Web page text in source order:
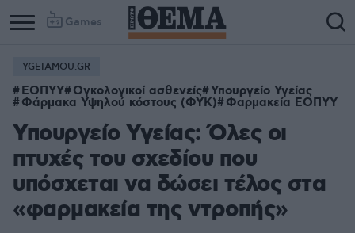
Games
YGEIAMOU.GR
ΕΟΠΥΥ Ογκολογικοί ασθενείς Υπουργείο Υγείας
Φάρμακα Υψηλού κόστους (ΦΥΚ) Φαρμακεία ΕΟΠΥΥ
Υπουργείο Υγείας: Όλες οι
πτυχές του σχεδίου που
υπόσχεται να δώσει τέλος στα
«φαρμακεία της ντροπής»